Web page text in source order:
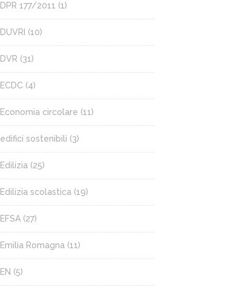
DPR 177/2011 (1)
DUVRI (10)
DVR (31)
ECDC (4)
Economia circolare (11)
edifici sostenibili (3)
Edilizia (25)
Edilizia scolastica (19)
EFSA (27)
Emilia Romagna (11)
EN (5)